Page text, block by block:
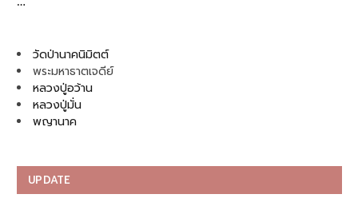
วัดป่านาคนิมิตต์
พระมหาธาตเจดีย์
หลวงปู่อว้าน
หลวงปู่มั่น
พญานาค
UPDATE